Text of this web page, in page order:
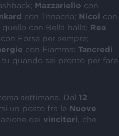
Mazzariello con
con Trinacria; Nicol con
con Bella balla; Rea
con Forse per sempre;
con Fiamma; Tancredi
tu quando sei pronto per fare
settimana. Dal 12
un posto fra le Nuove
dei vincitori , che